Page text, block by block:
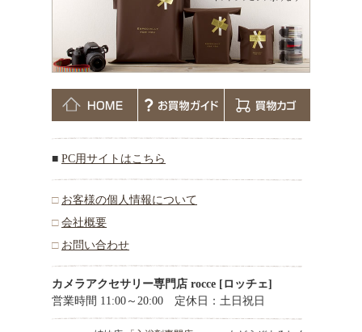
■ PC用サイトはこちら
□ お客様の個人情報について
□ 会社概要
□ お問い合わせ
カメラアクセサリー専門店 rocce [ロッチェ]
営業時間 11:00～20:00 定休日：土日祝日